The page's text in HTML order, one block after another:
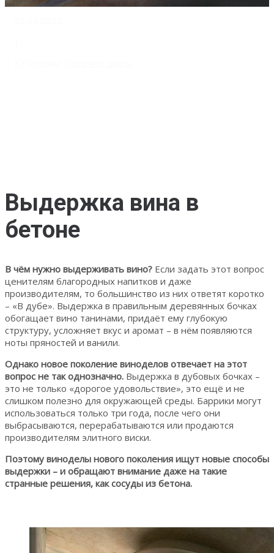
Выдержка вина в
бетоне
В чём нужно выдерживать вино? Если задать этот вопрос
ценителям благородных напитков и даже
производителям, то большинство из них ответят коротко
– «В дубе». Выдержка в правильным деревянных бочках
обогащает вино танинами, придаёт ему глубокую
структуру, усложняет вкус и аромат – в нём появляются
ноты пряностей и ванили.
Однако новое поколение виноделов отвечает на этот
вопрос не так однозначно. Выдержка в дубовых бочках –
это не только «дорогое удовольствие», это ещё и не
слишком полезно для окружающей среды. Баррики могут
использоваться только три года, после чего они
выбрасываются, перерабатываются или продаются
производителям элитного виски.
Поэтому виноделы нового поколения ищут новые способы
выдержки – и обращают внимание даже на такие
странные решения, как сосуды из бетона.